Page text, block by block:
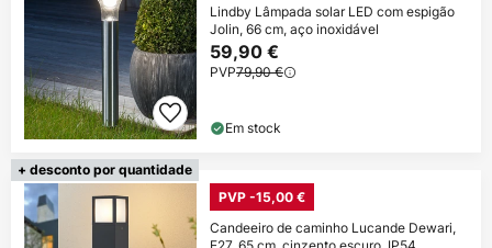
Lindby Lâmpada solar LED com espigão
Jolin, 66 cm, aço inoxidável
59,90 €
PVP79,90 €
Em stock
+ desconto por quantidade
PVP -15,00 €
Candeeiro de caminho Lucande Dewari,